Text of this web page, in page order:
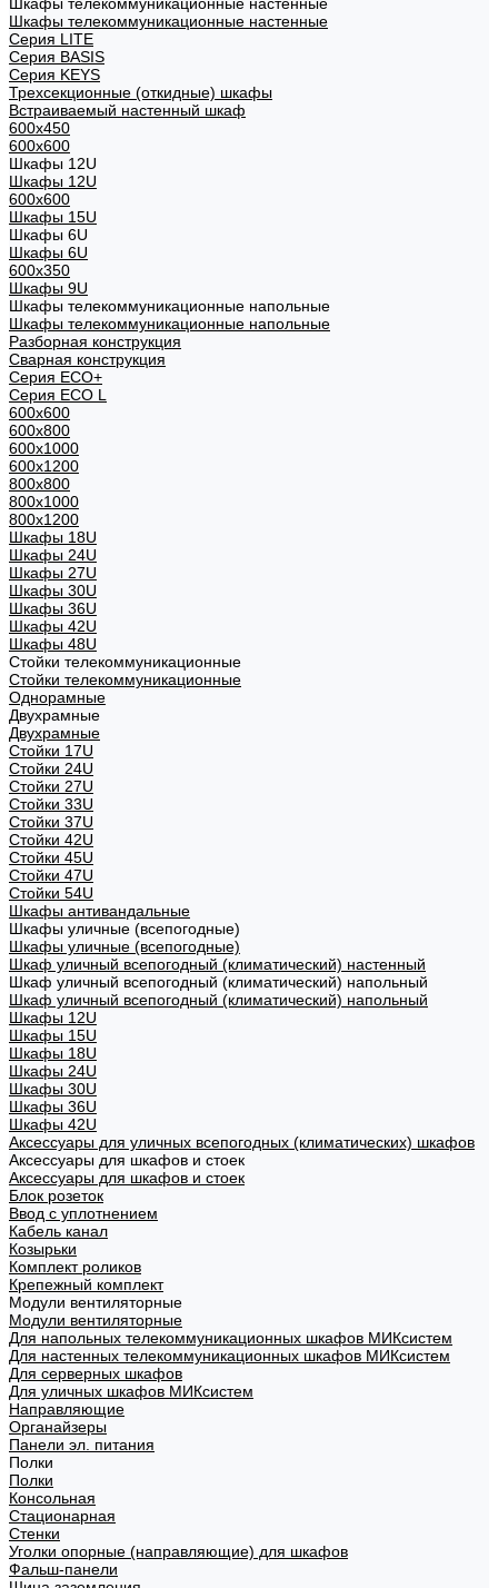
Шкафы телекоммуникационные настенные
Cерия LITE
Cерия BASIS
Cерия KEYS
Трехсекционные (откидные) шкафы
Встраиваемый настенный шкаф
600x450
600x600
Шкафы 12U
Шкафы 12U
600x600
Шкафы 15U
Шкафы 6U
Шкафы 6U
600x350
Шкафы 9U
Шкафы телекоммуникационные напольные
Шкафы телекоммуникационные напольные
Разборная конструкция
Сварная конструкция
Серия ECO+
Серия ECO L
600x600
600x800
600х1000
600х1200
800x800
800х1000
800х1200
Шкафы 18U
Шкафы 24U
Шкафы 27U
Шкафы 30U
Шкафы 36U
Шкафы 42U
Шкафы 48U
Стойки телекоммуникационные
Стойки телекоммуникационные
Однорамные
Двухрамные
Двухрамные
Стойки 17U
Стойки 24U
Стойки 27U
Стойки 33U
Стойки 37U
Стойки 42U
Стойки 45U
Стойки 47U
Стойки 54U
Шкафы антивандальные
Шкафы уличные (всепогодные)
Шкафы уличные (всепогодные)
Шкаф уличный всепогодный (климатический) настенный
Шкаф уличный всепогодный (климатический) напольный
Шкаф уличный всепогодный (климатический) напольный
Шкафы 12U
Шкафы 15U
Шкафы 18U
Шкафы 24U
Шкафы 30U
Шкафы 36U
Шкафы 42U
Аксессуары для уличных всепогодных (климатических) шкафов
Аксессуары для шкафов и стоек
Аксессуары для шкафов и стоек
Блок розеток
Ввод с уплотнением
Кабель канал
Козырьки
Комплект роликов
Крепежный комплект
Модули вентиляторные
Модули вентиляторные
Для напольных телекоммуникационных шкафов МИКсистем
Для настенных телекоммуникационных шкафов МИКсистем
Для серверных шкафов
Для уличных шкафов МИКсистем
Направляющие
Органайзеры
Панели эл. питания
Полки
Полки
Консольная
Стационарная
Стенки
Уголки опорные (направляющие) для шкафов
Фальш-панели